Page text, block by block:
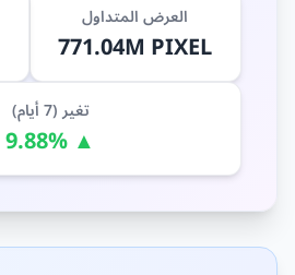
العرض المتداول
771.04M PIXEL
تغير (7 أيام)
▲ 9.88%